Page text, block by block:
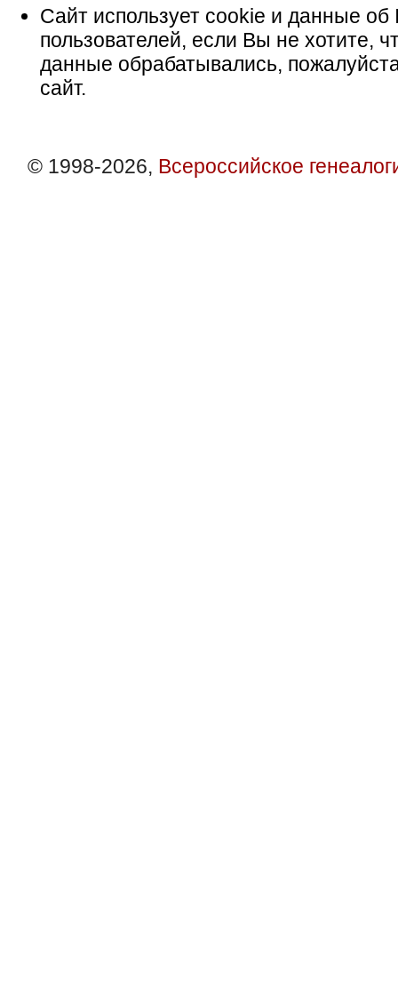
Сайт использует cookie и данные об
пользователей, если Вы не хотите,
данные обрабатывались,
сайт.
© 1998-2026, Всероссийское